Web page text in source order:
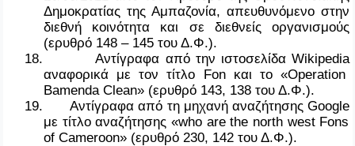
Δημοκρατίας της Αμπαζονία, απευθυνόμενο στην
διεθνή κοινότητα και σε διεθνείς οργανισμούς
(ερυθρό 148 – 145 του Δ.Φ.).
18.
Αντίγραφα από την ιστοσελίδαWikipedia
αναφορικά με τον τίτλο Fonκαι το «Operation
Bamenda Clean» (ερυθρό 143, 138 του Δ.Φ.).
19.
Αντίγραφα από τη μηχανή αναζήτησηςGoogle
με τίτλο αναζήτησης «who are the north west Fons
of Cameroon» (ερυθρό 230, 142 του Δ.Φ.).